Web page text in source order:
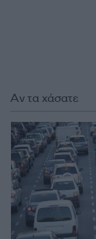
Αν τα χάσατε